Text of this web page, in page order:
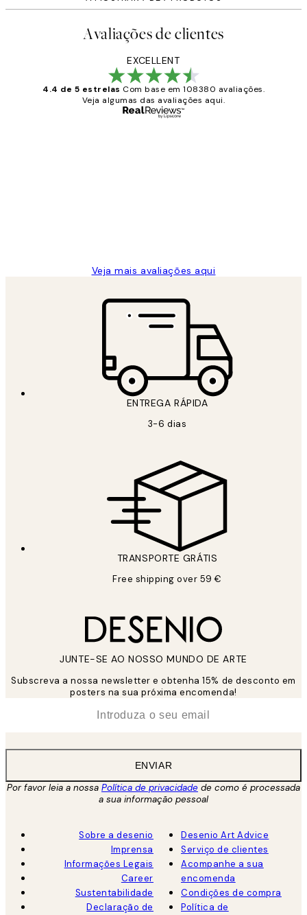
Avaliações de clientes
EXCELLENT
4.4 de 5 estrelas Com base em 108380 avaliações.
Veja algumas das avaliações aqui.
Veja mais avaliações aqui
ENTREGA RÁPIDA
3-6 dias
TRANSPORTE GRÁTIS
Free shipping over 59 €
JUNTE-SE AO NOSSO MUNDO DE ARTE
Subscreva a nossa newsletter e obtenha 15% de desconto em
posters na sua próxima encomenda!
ENVIAR
Por favor leia a nossa Política de privacidade de como é processada
a sua informação pessoal
Sobre a desenio
Imprensa
Informações Legais
Career
Sustentabilidade
Declaração de
Desenio Art Advice
Serviço de clientes
Acompanhe a sua
encomenda
Condições de compra
Política de